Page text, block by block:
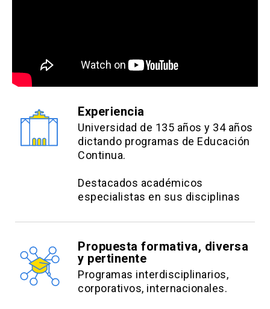
Experiencia
Universidad de 135 años y 34 años
dictando programas de Educación
Continua.
Destacados académicos
especialistas en sus disciplinas
Propuesta formativa, diversa
y pertinente
Programas interdisciplinarios,
corporativos, internacionales.